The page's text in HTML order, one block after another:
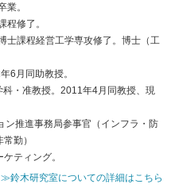
業。
程修了。
士課程経営工学専攻修了。博士（工
6月同助教授。
・准教授。2011年4月同教授、現
推進事務局参事官（インフラ・防
勤）
ティング。
≫鈴木研究室についての詳細はこちら